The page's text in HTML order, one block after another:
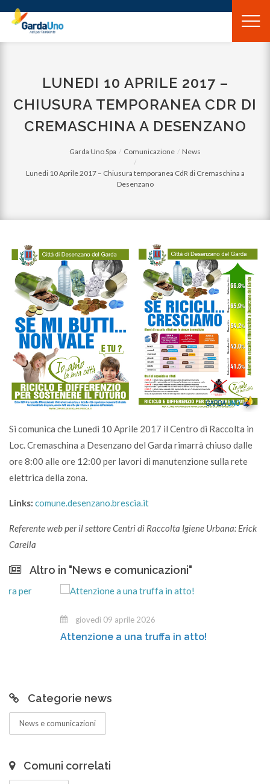
Gardauno
Spa
LUNEDI 10 APRILE 2017 –
CHIUSURA TEMPORANEA CDR DI
CREMASCHINA A DESENZANO
Garda Uno Spa Comunicazione News
Lunedi 10 Aprile 2017 – Chiusura temporanea CdR di Cremaschina a
Desenzano
Si comunica che Lunedi 10 Aprile 2017 il Centro di Raccolta in
Loc. Cremaschina a Desenzano del Garda rimarrà chiuso dalle
ore 8:00 alle ore 12:00 per lavori di manutenzione sulla rete
elettrica della zona.
Links: comune.desenzano.brescia.it
Referente web per il settore Centri di Raccolta Igiene Urbana: Erick
Carella
Altro in "News e comunicazioni"
giovedì 09 aprile 2026
Attenzione a una truffa in atto!
Categorie news
News e comunicazioni
Comuni correlati